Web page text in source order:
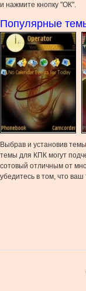
и нажмите кнопку "ОК".
Популярные
Выбрав и установив
темы для КПК могут
сотовый отличным от
убедитесь в том, что